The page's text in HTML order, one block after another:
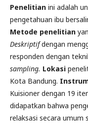
Penelitian ini adalah
pengetahuan ibu
Metode penelitian
Deskriptifdengan
responden dengan
sampling. Lokasi
Kota Bandung.
Kuisioner dengan 19
didapatkan bahwa
relaksasi secara umum